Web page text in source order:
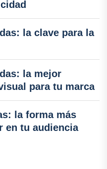
la clave para la
la mejor
para tu marca
la forma más
en tu audiencia